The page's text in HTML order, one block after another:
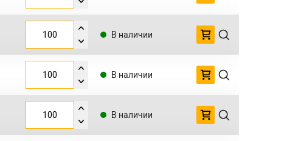
В наличии
В наличии
В наличии